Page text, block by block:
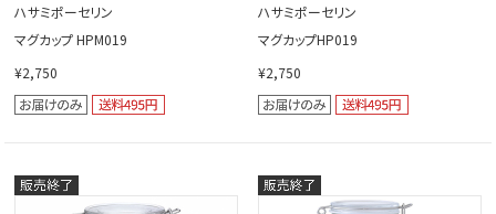
ハサミポーセリン
マグカップ HPM019
¥2,750
ハサミポーセリン
マグカップHP019
¥2,750